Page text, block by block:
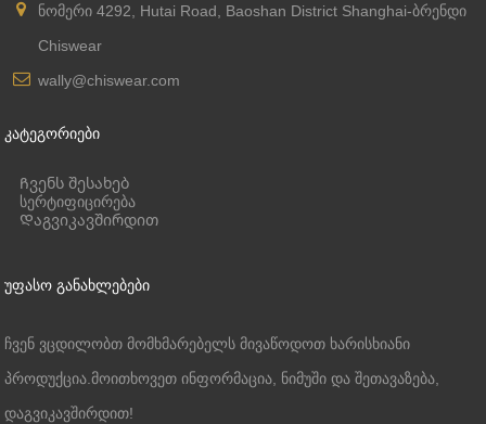
ნომერი 4292, Hutai Road, Baoshan District Shanghai-ბრენდი
Chiswear
wally@chiswear.com
Კატეგორიები
Ჩვენს შესახებ
სერტიფიცირება
Დაგვიკავშირდით
Უფასო Განახლებები
ჩვენ ვცდილობთ მომხმარებელს მივაწოდოთ ხარისხიანი
პროდუქცია.მოითხოვეთ ინფორმაცია, ნიმუში და შეთავაზება,
დაგვიკავშირდით!